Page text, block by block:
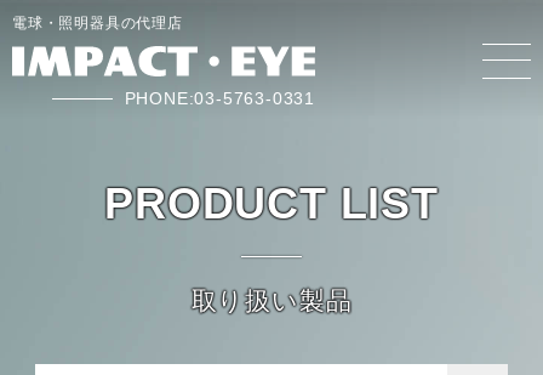
電球・照明器具の代理店
PHONE:03-5763-0331
PRODUCT LIST
取り扱い製品